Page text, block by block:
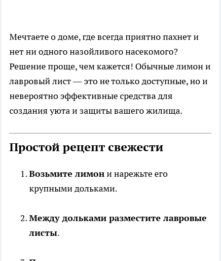
Мечтаете о доме, где всегда приятно пахнет и
нет ни одного назойливого насекомого?
Решение проще, чем кажется! Обычные лимон и
лавровый лист — это не только доступные, но и
невероятно эффективные средства для
создания уюта и защиты вашего жилища.
Простой рецепт свежести
Возьмите лимони нарежьте его
крупными дольками.
Между дольками разместите лавровые
листы.